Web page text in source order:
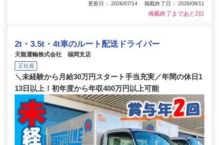
更新日： 2026/07/14 掲載終了日： 2026/08/11
掲載終了まであと2日
2t・3.5t・4t車のルート配送ドライバー
天龍運輸株式会社 福岡支店
正社員
＼未経験から月給30万円スタート手当充実／年間の休日1
13日以上！初年度から年収400万円以上可能